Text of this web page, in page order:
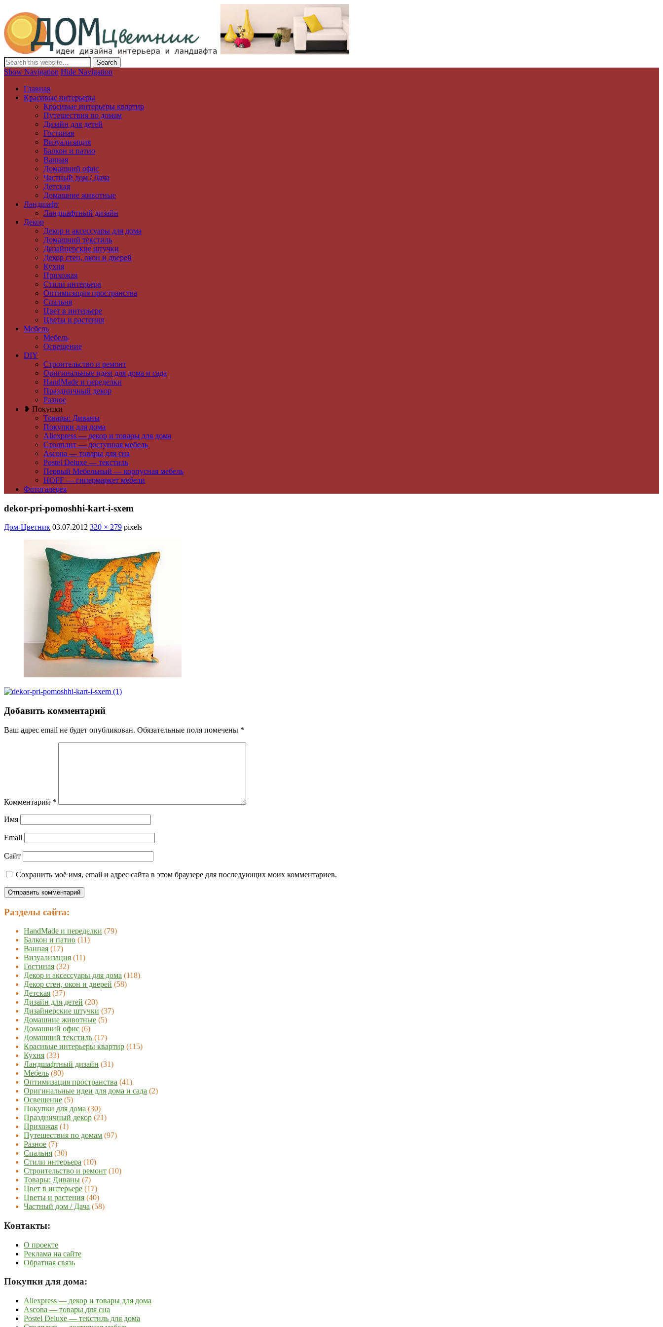
Дизайн интерьера и ландшафта, декор и обустройство дома. Идеи со всего мира.
Show Navigation Hide Navigation
Главная
Красивые интерьеры
Красивые интерьеры квартир
Путешествия по домам
Дизайн для детей
Гостиная
Визуализация
Балкон и патио
Ванная
Домашний офис
Частный дом / Дача
Детская
Домашние животные
Ландшафт
Ландшафтный дизайн
Декор
Декор и аксессуары для дома
Домашний текстиль
Дизайнерские штучки
Декор стен, окон и дверей
Кухня
Прихожая
Стили интерьера
Оптимизация пространства
Спальня
Цвет в интерьере
Цветы и растения
Мебель
Мебель
Освещение
DIY
Строительство и ремонт
Оригинальные идеи для дома и сада
HandMade и переделки
Праздничный декор
Разное
❥ Покупки
Товары: Диваны
Покупки для дома
Aliexpress — декор и товары для дома
Столплит — доступная мебель
Ascona — товары для сна
Postel Deluxe — текстиль
Первый Мебельный — корпусная мебель
HOFF — гипермаркет мебели
Фотогалерея
dekor-pri-pomoshhi-kart-i-sxem
Дом-Цветник 03.07.2012 320 × 279 pixels
Добавить комментарий
Ваш адрес email не будет опубликован. Обязательные поля помечены *
Комментарий *
Имя
Email
Сайт
Сохранить моё имя, email и адрес сайта в этом браузере для последующих моих комментариев.
Разделы сайта:
HandMade и переделки (79)
Балкон и патио (11)
Ванная (17)
Визуализация (11)
Гостиная (32)
Декор и аксессуары для дома (118)
Декор стен, окон и дверей (58)
Детская (37)
Дизайн для детей (20)
Дизайнерские штучки (37)
Домашние животные (5)
Домашний офис (6)
Домашний текстиль (17)
Красивые интерьеры квартир (115)
Кухня (33)
Ландшафтный дизайн (31)
Мебель (80)
Оптимизация пространства (41)
Оригинальные идеи для дома и сада (2)
Освещение (5)
Покупки для дома (30)
Праздничный декор (21)
Прихожая (1)
Путешествия по домам (97)
Разное (7)
Спальня (30)
Стили интерьера (10)
Строительство и ремонт (10)
Товары: Диваны (7)
Цвет в интерьере (17)
Цветы и растения (40)
Частный дом / Дача (58)
Контакты:
О проекте
Реклама на сайте
Обратная связь
Покупки для дома:
Aliexpress — декор и товары для дома
Ascona — товары для сна
Postel Deluxe — текстиль для дома